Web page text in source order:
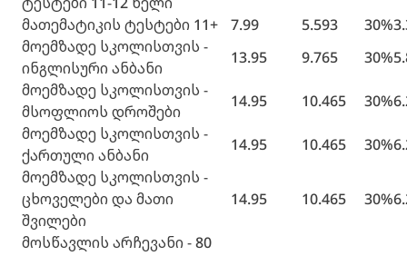
მათემატიკის ტესტები 11+
7.99 5.593 30%
მოემზადე სკოლისთვის -
ინგლისური ანბანი
13.95 9.765 30%
მოემზადე სკოლისთვის -
მსოფლიოს დროშები
14.95 10.465 30%
მოემზადე სკოლისთვის -
ქართული ანბანი
14.95 10.465 30%
მოემზადე სკოლისთვის -
ცხოველები და მათი
შვილები
14.95 10.465 30%
მოსწავლის არჩევანი - 80